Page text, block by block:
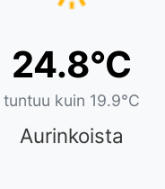
24.8°C
tuntuu kuin 19.9°C
Aurinkoista